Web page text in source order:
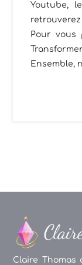
Youtube,
Pour vous
Ensemble,
Claire Thomas